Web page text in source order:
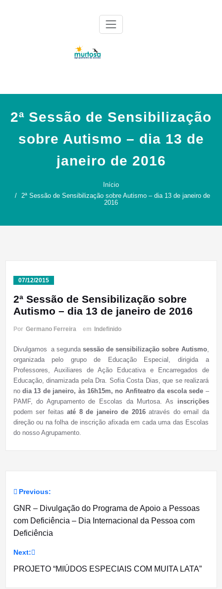
2ª Sessão de Sensibilização
sobre Autismo – dia 13 de
janeiro de 2016
Início
2ª Sessão de Sensibilização sobre Autismo – dia 13 de janeiro de
2016
07/12/2015
2ª Sessão de Sensibilização sobre
Autismo – dia 13 de janeiro de 2016
Por Germano Ferreira em Indefinido
Divulgamos a segunda sessão de sensibilização sobre Autismo,
organizada pelo grupo de Educação Especial, dirigida a
Professores, Auxiliares de Ação Educativa e Encarregados de
Educação, dinamizada pela Dra. Sofia Costa Dias, que se realizará
no dia 13 de janeiro, às 16h15m, no Anfiteatro da escola sede –
PAMF, do Agrupamento de Escolas da Murtosa. As inscrições
podem ser feitas até 8 de janeiro de 2016através do email da
direção ou na folha de inscrição afixada em cada uma das Escolas
do nosso Agrupamento.
Navegação
de
artigos
Previous:
GNR – Divulgação do Programa de Apoio a Pessoas
com Deficiência – Dia Internacional da Pessoa com
Deficiência
Next:
PROJETO “MIÚDOS ESPECIAIS COM MUITA LATA”